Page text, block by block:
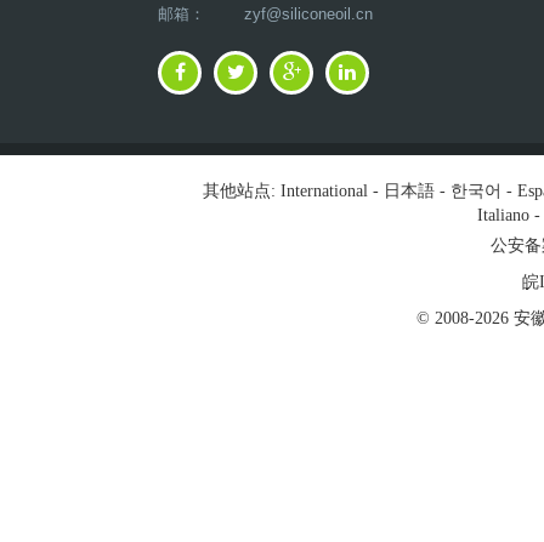
邮箱： zyf@siliconeoil.cn
其他站点: International- 日本語- 한국어 -
Italiano-
公安备
皖
© 2008-2026 安